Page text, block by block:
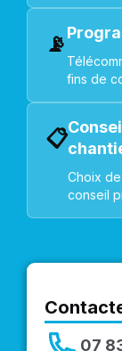
📡
fins de
📋
Choix
conseil
07